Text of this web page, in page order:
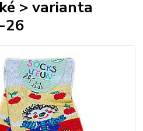
> varianta
26